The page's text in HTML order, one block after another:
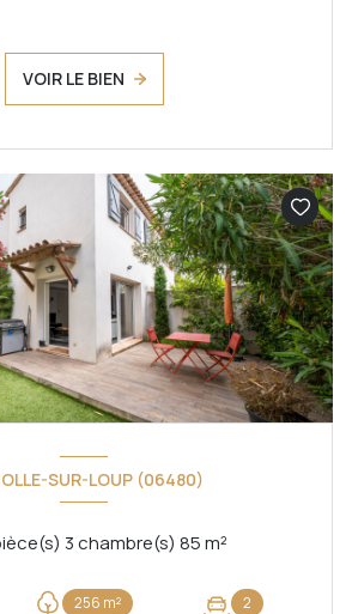
VOIR LE BIEN
SUR-LOUP (06480)
Villa 4 pièce(s) 3 chambre(s) 85 m²
256 m² 2